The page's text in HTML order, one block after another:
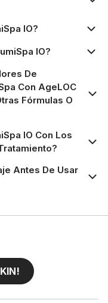
IO?
IO?
De
Con AgeLOC
Fórmulas O
IO Con Los
Antes De Usar